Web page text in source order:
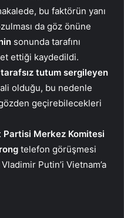
bu faktörün yanı
da göz önüne
sonunda tarafını
ettiği kaydedildi.
tutum sergileyen
olduğu, bu nedenle
geçirebilecekleri
Partisi Merkez Komitesi
telefon görüşmesi
Putin’i Vietnam’a